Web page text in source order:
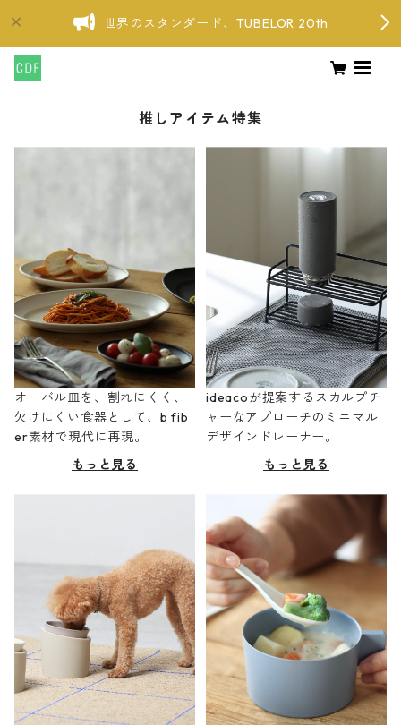
世界のスタンダード、TUBELOR 20th
推しアイテム特集
オーバル皿を、割れにくく、
欠けにくい食器として、b fib
er素材で現代に再現。
もっと見る
ideacoが提案するスカルプチ
ャーなアプローチのミニマル
デザインドレーナー。
もっと見る